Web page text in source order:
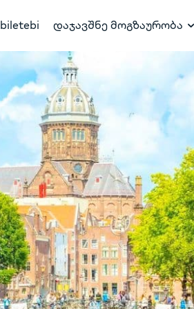
დაჯავშნე მოგზაურობა